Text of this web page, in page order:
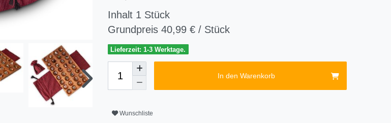
Inhalt 1 Stück
Grundpreis 40,99 € / Stück
Lieferzeit: 1-3 Werktage.
In den Warenkorb
Wunschliste